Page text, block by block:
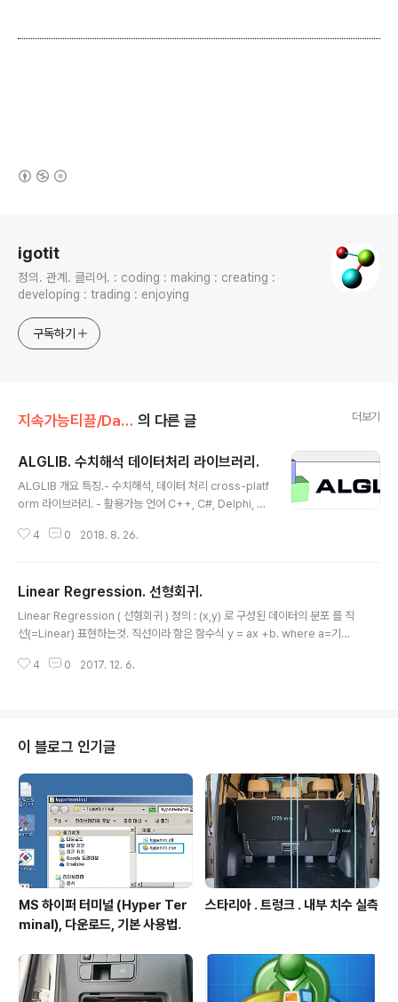
igotit
정의. 관계. 클리어. : coding : making : creating :
developing : trading : enjoying
구독하기
지속가능티끌/Data.Math.Phys 의 다른 글 더보기
ALGLIB. 수치해석 데이터처리 라이브러리.
ALGLIB 개요 특징.- 수치해석, 데이터 처리 cross-platf
orm 라이브러리. - 활용가능 언어 C++, C#, Delphi, C
ttp://www.alglib.net/- 무료다운로드 : http://www.al
tics) Optimization and nonlinear solvers Interpol
ation and linear/nonlinear least-squares fitting L
inear algebra (direct algorithms, EVD/SVD), dir
4 0 2018. 8. 26.
Linear Regression. 선형회귀.
Linear Regression ( 선형회귀 ) 정의 : (x,y) 로 구성된 데이터의 분포 를 직
선(=Linear) 표현하는것. 직선이라 함은 함수식 y = ax +b. where a=기울
데이터와 직선사이의 차이값들이 최소화 되는 a 와 b를 구한다. 차이값의 정의
학적 대상에서 용어에 사용된 단어의 인문학적 언어적 의미로 엉뚱한 해석하는
바보같은 짓 하지말 것. 이치를 파악하는데 가장..
4 0 2017. 12. 6.
이 블로그 인기글
MS 하이퍼 터미널 (Hyper Ter
minal), 다운로드, 기본 사용법.
스타리아 . 트렁크 . 내부 치수 실측